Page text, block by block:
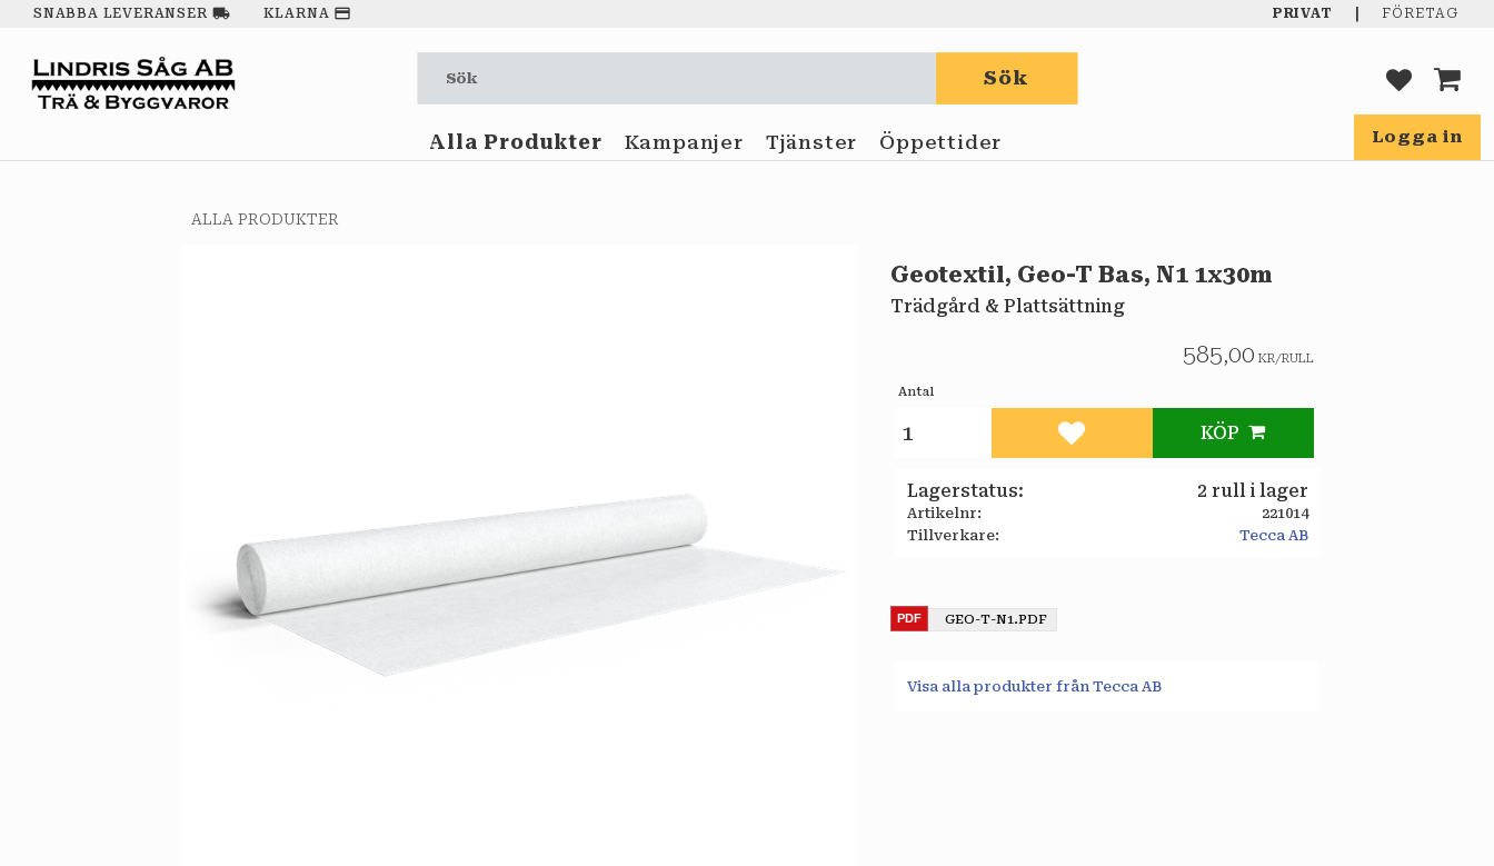
SNABBA LEVERANSER local_shipping KLARNA payment PRIVAT FÖRETAG
Logga in
Sök
Alla Produkter Kampanjer Tjänster Öppettider
ALLA PRODUKTER
Geotextil, Geo-T Bas, N1 1x30m
Trädgård & Plattsättning
585,00 KR/RULL
Antal
KÖP
Lägg till i favoriter
Lagerstatus 2 rull i lager
Artikelnr
221014
Tillverkare
Tecca AB
GEO-T-N1.PDF
Visa alla produkter från Tecca AB